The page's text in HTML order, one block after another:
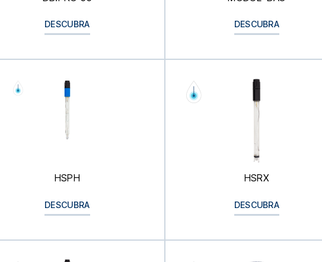
DESCUBRA DESCUBRA
HSPH
DESCUBRA
HSRX
DESCUBRA